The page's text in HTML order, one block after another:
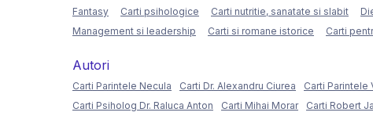
Fantasy
Carti psihologice Carti nutritie, sanatate si slabit
Management si leadership
Carti si romane istorice Carti
Autori
Carti Parintele Necula Carti Dr. Alexandru Ciurea Carti Parintele
Carti Psiholog Dr. Raluca Anton
Carti Mihai Morar Carti Robert